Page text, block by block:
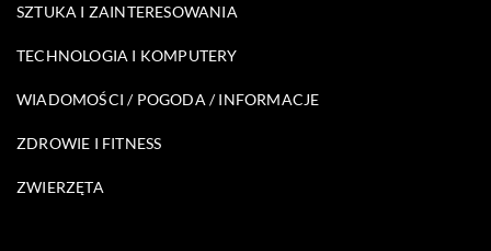
SZTUKA I ZAINTERESOWANIA
TECHNOLOGIA I KOMPUTERY
WIADOMOŚCI / POGODA / INFORMACJE
ZDROWIE I FITNESS
ZWIERZĘTA